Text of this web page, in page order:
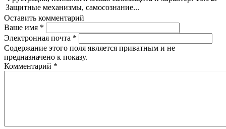
Защитные механизмы, самосознание...
Оставить комментарий
Ваше имя *
Электронная почта *
Содержание этого поля является приватным и не
предназначено к показу.
Комментарий *